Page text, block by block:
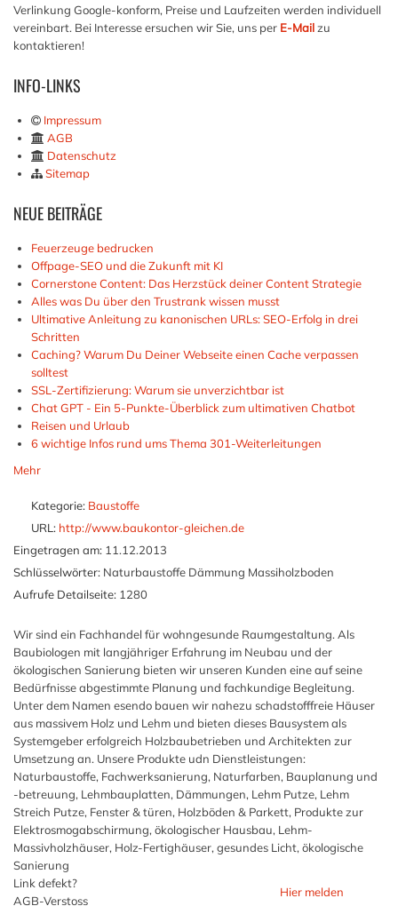
Verlinkung Google-konform, Preise und Laufzeiten werden individuell
vereinbart. Bei Interesse ersuchen wir Sie, uns per E-Mailzu
kontaktieren!
INFO-LINKS
Impressum
AGB
Datenschutz
Sitemap
NEUEBEITRÄGE
Feuerzeuge bedrucken
Offpage-SEO und die Zukunft mit KI
Cornerstone Content: Das Herzstück deiner Content Strategie
Alles was Du über den Trustrank wissen musst
Ultimative Anleitung zu kanonischen URLs: SEO-Erfolg in drei
Schritten
Caching? Warum Du Deiner Webseite einen Cache verpassen
solltest
SSL-Zertifizierung: Warum sie unverzichtbar ist
Chat GPT - Ein 5-Punkte-Überblick zum ultimativen Chatbot
Reisen und Urlaub
6 wichtige Infos rund ums Thema 301-Weiterleitungen
Mehr
Kategorie: Baustoffe
URL: http://www.baukontor-gleichen.de
Eingetragen am: 11.12.2013
Schlüsselwörter: Naturbaustoffe Dämmung Massiholzboden
Aufrufe Detailseite: 1280
Wir sind ein Fachhandel für wohngesunde Raumgestaltung. Als
Baubiologen mit langjähriger Erfahrung im Neubau und der
ökologischen Sanierung bieten wir unseren Kunden eine auf seine
Bedürfnisse abgestimmte Planung und fachkundige Begleitung.
Unter dem Namen esendo bauen wir nahezu schadstofffreie Häuser
aus massivem Holz und Lehm und bieten dieses Bausystem als
Systemgeber erfolgreich Holzbaubetrieben und Architekten zur
Umsetzung an. Unsere Produkte udn Dienstleistungen:
Naturbaustoffe, Fachwerksanierung, Naturfarben, Bauplanung und
-betreuung, Lehmbauplatten, Dämmungen, Lehm Putze, Lehm
Streich Putze, Fenster & türen, Holzböden & Parkett, Produkte zur
Elektrosmogabschirmung, ökologischer Hausbau, Lehm-
Massivholzhäuser, Holz-Fertighäuser, gesundes Licht, ökologische
Sanierung
Link defekt?
AGB-Verstoss
Hier melden